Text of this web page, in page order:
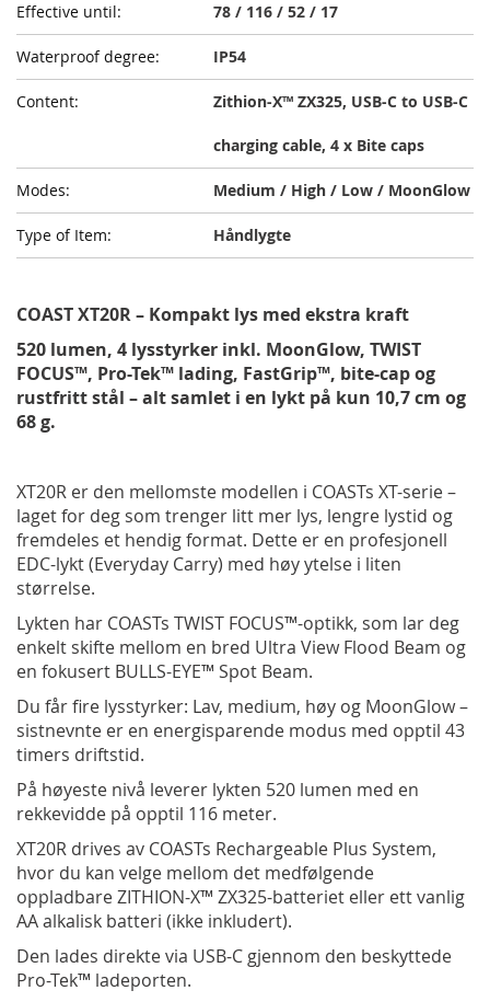
78 / 116 / 52 / 17
IP54
Zithion-X™ ZX325, USB-C to USB-C
charging cable, 4 x Bite caps
Medium / High / Low / MoonGlow
Håndlygte
COAST XT20R – Kompakt lys med ekstra kraft
520 lumen, 4 lysstyrker inkl. MoonGlow, TWIST
FOCUS™, Pro-Tek™ lading, FastGrip™, bite-cap og
rustfritt stål – alt samlet i en lykt på kun 10,7 cm og
68 g.
XT20R er den mellomste modellen i COASTs XT-serie –
laget for deg som trenger litt mer lys, lengre lystid og
fremdeles et hendig format. Dette er en profesjonell
EDC-lykt (Everyday Carry) med høy ytelse i liten
størrelse.
Lykten har COASTs TWIST FOCUS™-optikk, som lar deg
enkelt skifte mellom en bred Ultra View Flood Beam og
en fokusert BULLS-EYE™ Spot Beam.
Du får fire lysstyrker: Lav, medium, høy og MoonGlow –
sistnevnte er en energisparende modus med opptil 43
timers driftstid.
På høyeste nivå leverer lykten 520 lumen med en
rekkevidde på opptil 116 meter.
XT20R drives av COASTs Rechargeable Plus System,
hvor du kan velge mellom det medfølgende
oppladbare ZITHION-X™ ZX325-batteriet eller ett vanlig
AA alkalisk batteri (ikke inkludert).
Den lades direkte via USB-C gjennom den beskyttede
Pro-Tek™ ladeporten.